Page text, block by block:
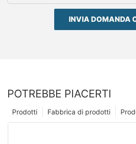
INVIA DOMANDA
POTREBBE PIACERTI
Fabbrica di prodotti
Prodotti